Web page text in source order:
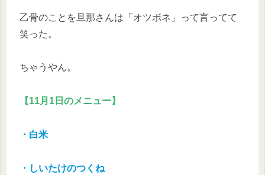
乙骨のことを旦那さんは「オツボネ」って言ってて
笑った。
ちゃうやん。
【11月1日のメニュー】
・白米
・しいたけのつくね